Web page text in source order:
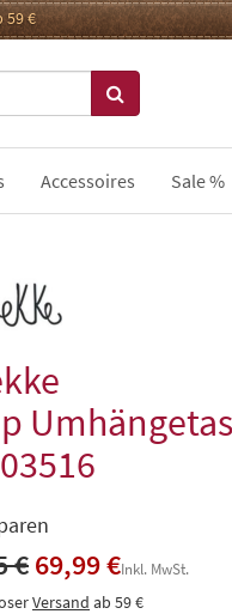
59 €
Accessoires Sale %
€69,99 €Inkl. MwSt.
Versand ab 59 €